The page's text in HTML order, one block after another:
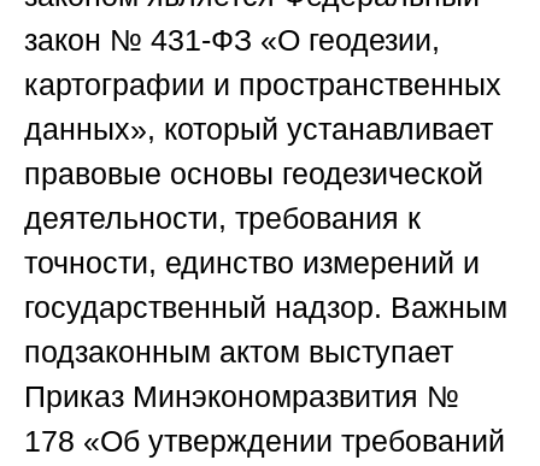
закон № 431-ФЗ «О геодезии,
картографии и пространственных
данных», который устанавливает
правовые основы геодезической
деятельности, требования к
точности, единство измерений и
государственный надзор. Важным
подзаконным актом выступает
Приказ Минэкономразвития №
178 «Об утверждении требований